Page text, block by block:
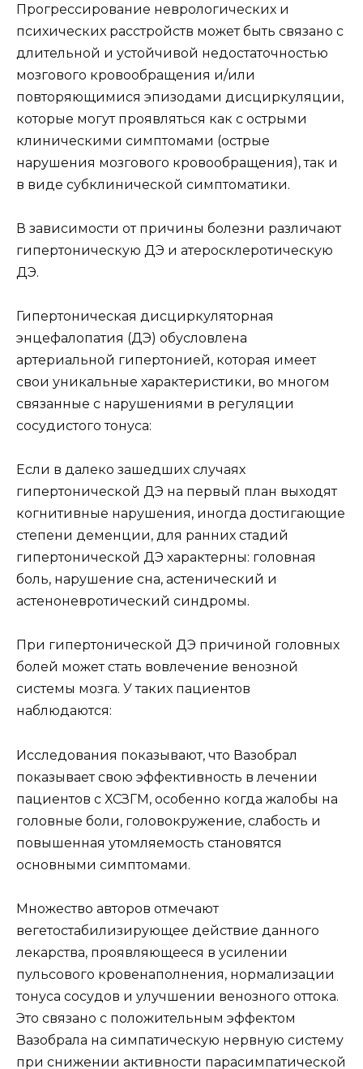
Прогрессирование неврологических и
психических расстройств может быть связано с
длительной и устойчивой недостаточностью
мозгового кровообращения и/или
повторяющимися эпизодами дисциркуляции,
которые могут проявляться как с острыми
клиническими симптомами (острые
нарушения мозгового кровообращения), так и
в виде субклинической симптоматики.
В зависимости от причины болезни различают
гипертоническую ДЭ и атеросклеротическую
ДЭ.
Гипертоническая дисциркуляторная
энцефалопатия (ДЭ) обусловлена
артериальной гипертонией, которая имеет
свои уникальные характеристики, во многом
связанные с нарушениями в регуляции
сосудистого тонуса:
Если в далеко зашедших случаях
гипертонической ДЭ на первый план выходят
когнитивные нарушения, иногда достигающие
степени деменции, для ранних стадий
гипертонической ДЭ характерны: головная
боль, нарушение сна, астенический и
астеноневротический синдромы.
При гипертонической ДЭ причиной головных
болей может стать вовлечение венозной
системы мозга. У таких пациентов
наблюдаются:
Исследования показывают, что Вазобрал
показывает свою эффективность в лечении
пациентов с ХСЗГМ, особенно когда жалобы на
головные боли, головокружение, слабость и
повышенная утомляемость становятся
основными симптомами.
Множество авторов отмечают
вегетостабилизирующее действие данного
лекарства, проявляющееся в усилении
пульсового кровенаполнения, нормализации
тонуса сосудов и улучшении венозного оттока.
Это связано с положительным эффектом
Вазобрала на симпатическую нервную систему
при снижении активности парасимпатической